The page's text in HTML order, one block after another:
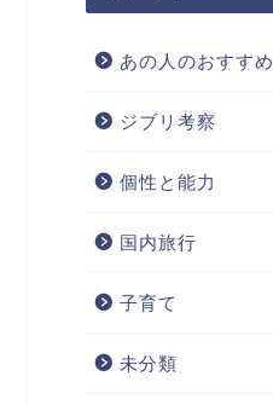
あの人のおすすめ
ジブリ考察
個性と能力
国内旅行
子育て
未分類